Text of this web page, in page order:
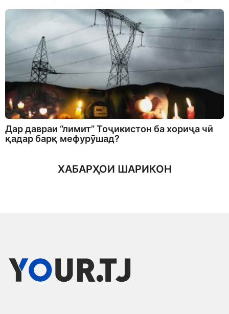
Дар давраи “лимит” Тоҷикистон ба хориҷа чӣ
қадар барқ мефурӯшад?
ХАБАРҲОИ ШАРИКОН